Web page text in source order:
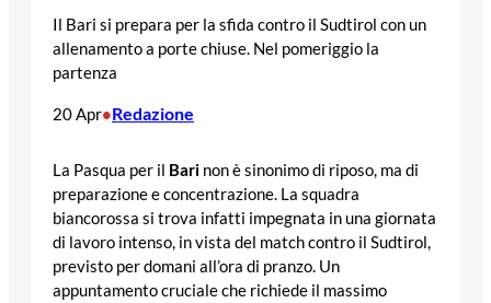
Il Bari si prepara per la sfida contro il Sudtirol con un
allenamento a porte chiuse. Nel pomeriggio la
partenza
20 Apr•Redazione
La Pasqua per il Bari non è sinonimo di riposo, ma di
preparazione e concentrazione. La squadra
biancorossa si trova infatti impegnata in una giornata
di lavoro intenso, in vista del match contro il Sudtirol,
previsto per domani all’ora di pranzo. Un
appuntamento cruciale che richiede il massimo